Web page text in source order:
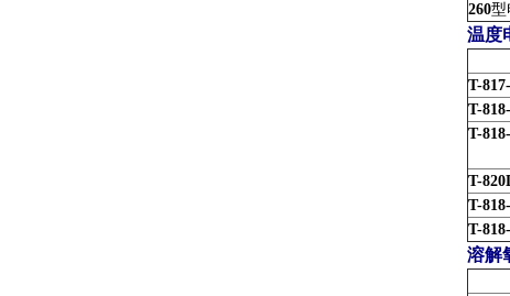
260型
温度
T-817-
T-818-
T-818-
T-
T-
T-
溶解